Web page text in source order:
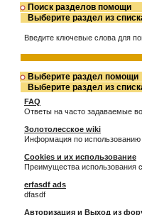
Поиск разделов помощи
Выберите раздел из
Введите ключевые слова для
Выберите раздел помощи
Выберите раздел из
FAQ
Ответы на часто задаваемые
Золотолесское wiki
Информация по
Cookies и их использование
Преимущества использования
erfasdf ads
dfasdf
Авторизация и Выход из